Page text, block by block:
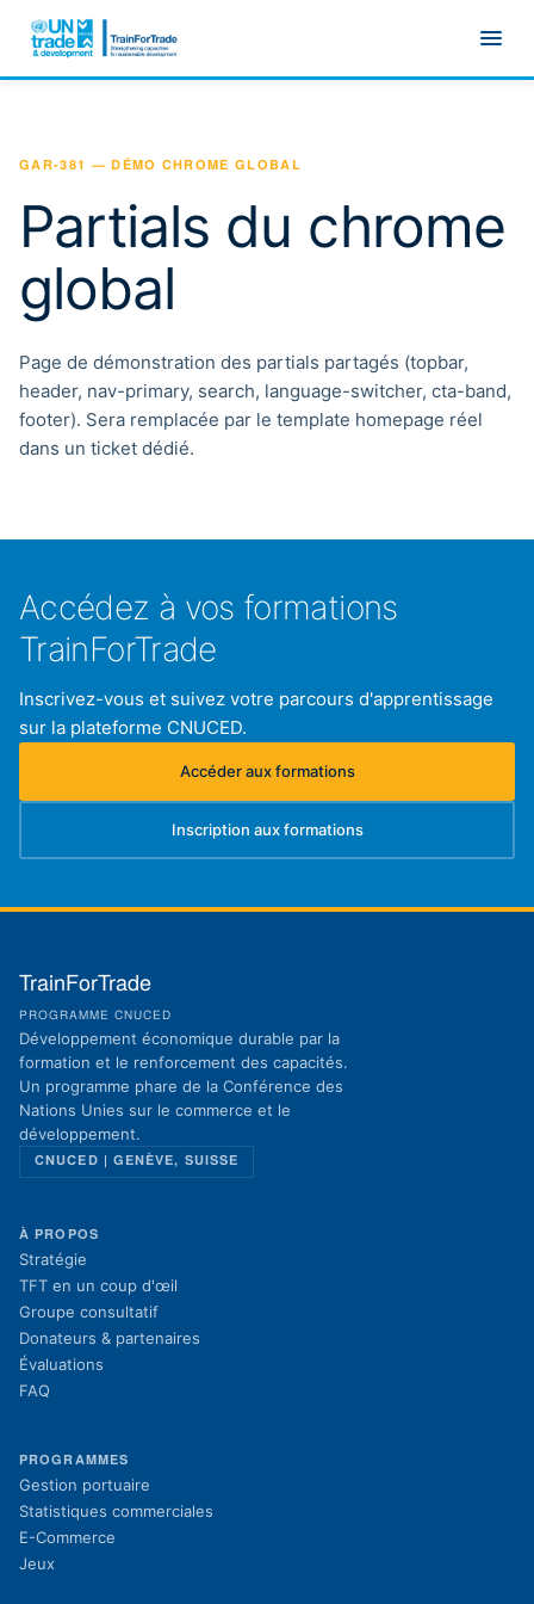
GAR-381 — DÉMO CHROME GLOBAL
Partials du chrome
global
Page de démonstration des partials partagés (topbar,
header, nav-primary, search, language-switcher, cta-band,
footer). Sera remplacée par le template homepage réel
dans un ticket dédié.
Accédez à vos formations
TrainForTrade
Inscrivez-vous et suivez votre parcours d'apprentissage
sur la plateforme CNUCED.
Accéder aux formations
(s'ouvre dans un nouvel onglet)
Inscription aux formations
(s'ouvre dans un nouvel onglet)
TrainForTrade
PROGRAMME CNUCED
Développement économique durable par la
formation et le renforcement des capacités.
Un programme phare de la Conférence des
Nations Unies sur le commerce et le
développement.
CNUCED | GENÈVE, SUISSE
À PROPOS
Stratégie
TFT en un coup d'œil
Groupe consultatif
Donateurs & partenaires
Évaluations
FAQ
PROGRAMMES
Gestion portuaire
Statistiques commerciales
E-Commerce
Jeux